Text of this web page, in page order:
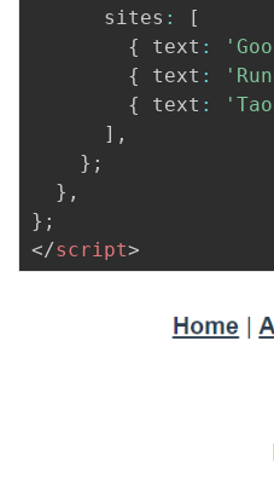
课
程
的
认
我
的
我
术
支
云
声
      sites
:
[
{
text :
{
text :
{
text :
] ,
} ;
} ,
} ;
</script>